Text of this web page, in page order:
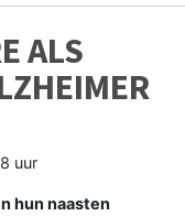
ALS
uur
hun naasten